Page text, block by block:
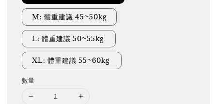
M: 體重建議 45~50kg
L: 體重建議 50~55kg
XL: 體重建議 55~60kg
數量